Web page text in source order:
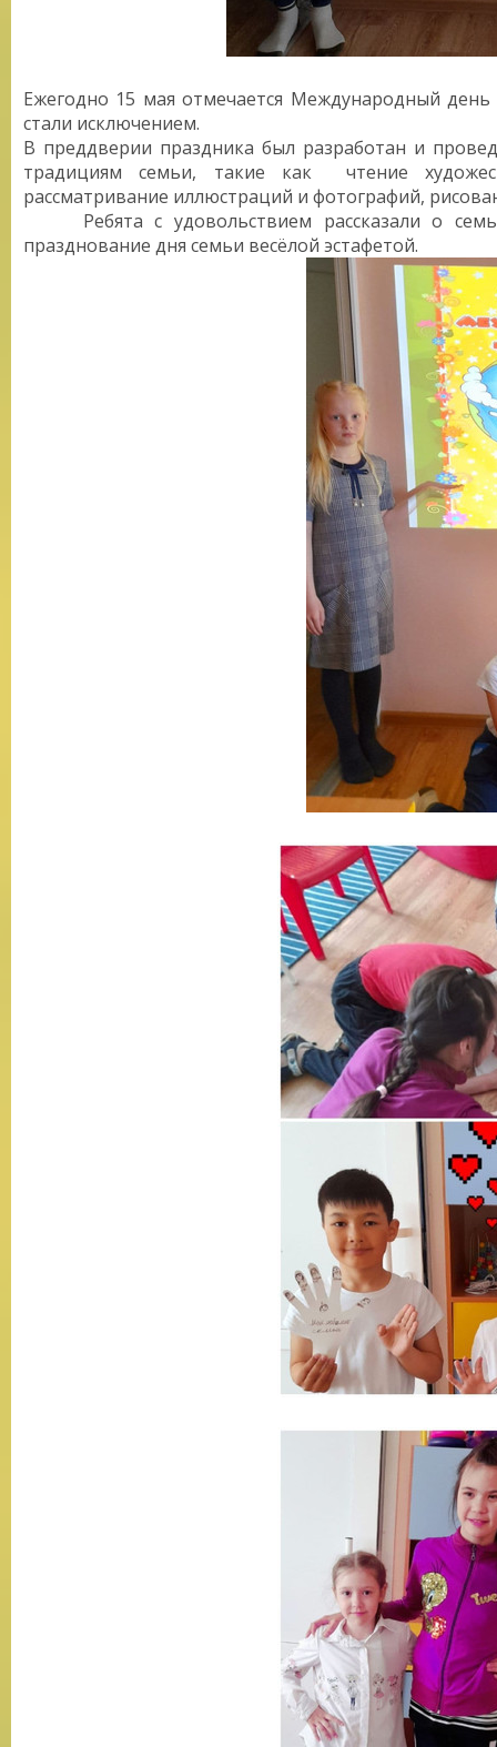
Ежегодно 15 мая отмечается Международный
стали исключением.
В преддверии праздника был разработан и
традициям семьи, такие как чтение
рассматривание иллюстраций и фотографий,
Ребята с удовольствием рассказали о
празднование дня семьи весёлой эстафетой.